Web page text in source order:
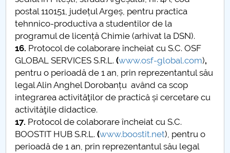
postal 110151, județul Argeș, pentru practica
tehnnico-productiva a studentilor de la
programul de licență Chimie (arhivat la DSN).
16. Protocol de colaborare încheiat cu S.C. OSF
GLOBAL SERVICES S.R.L. (www.osf-global.com),
pentru o perioadă de 1 an, prin reprezentantul său
legal Alin Anghel Dorobanțu având ca scop
integrarea activităţilor de practică și cercetare cu
activităţile didactice.
17. Protocol de colaborare încheiat cu S.C.
BOOSTIT HUB S.R.L. (www.boostit.net), pentru o
perioadă de 1 an, prin reprezentantul său legal